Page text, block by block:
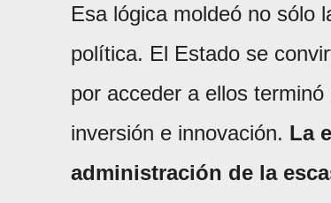
Esa lógica moldeó no sólo
política. El Estado se
por acceder a ellos
inversión e innovación. La
administración de la